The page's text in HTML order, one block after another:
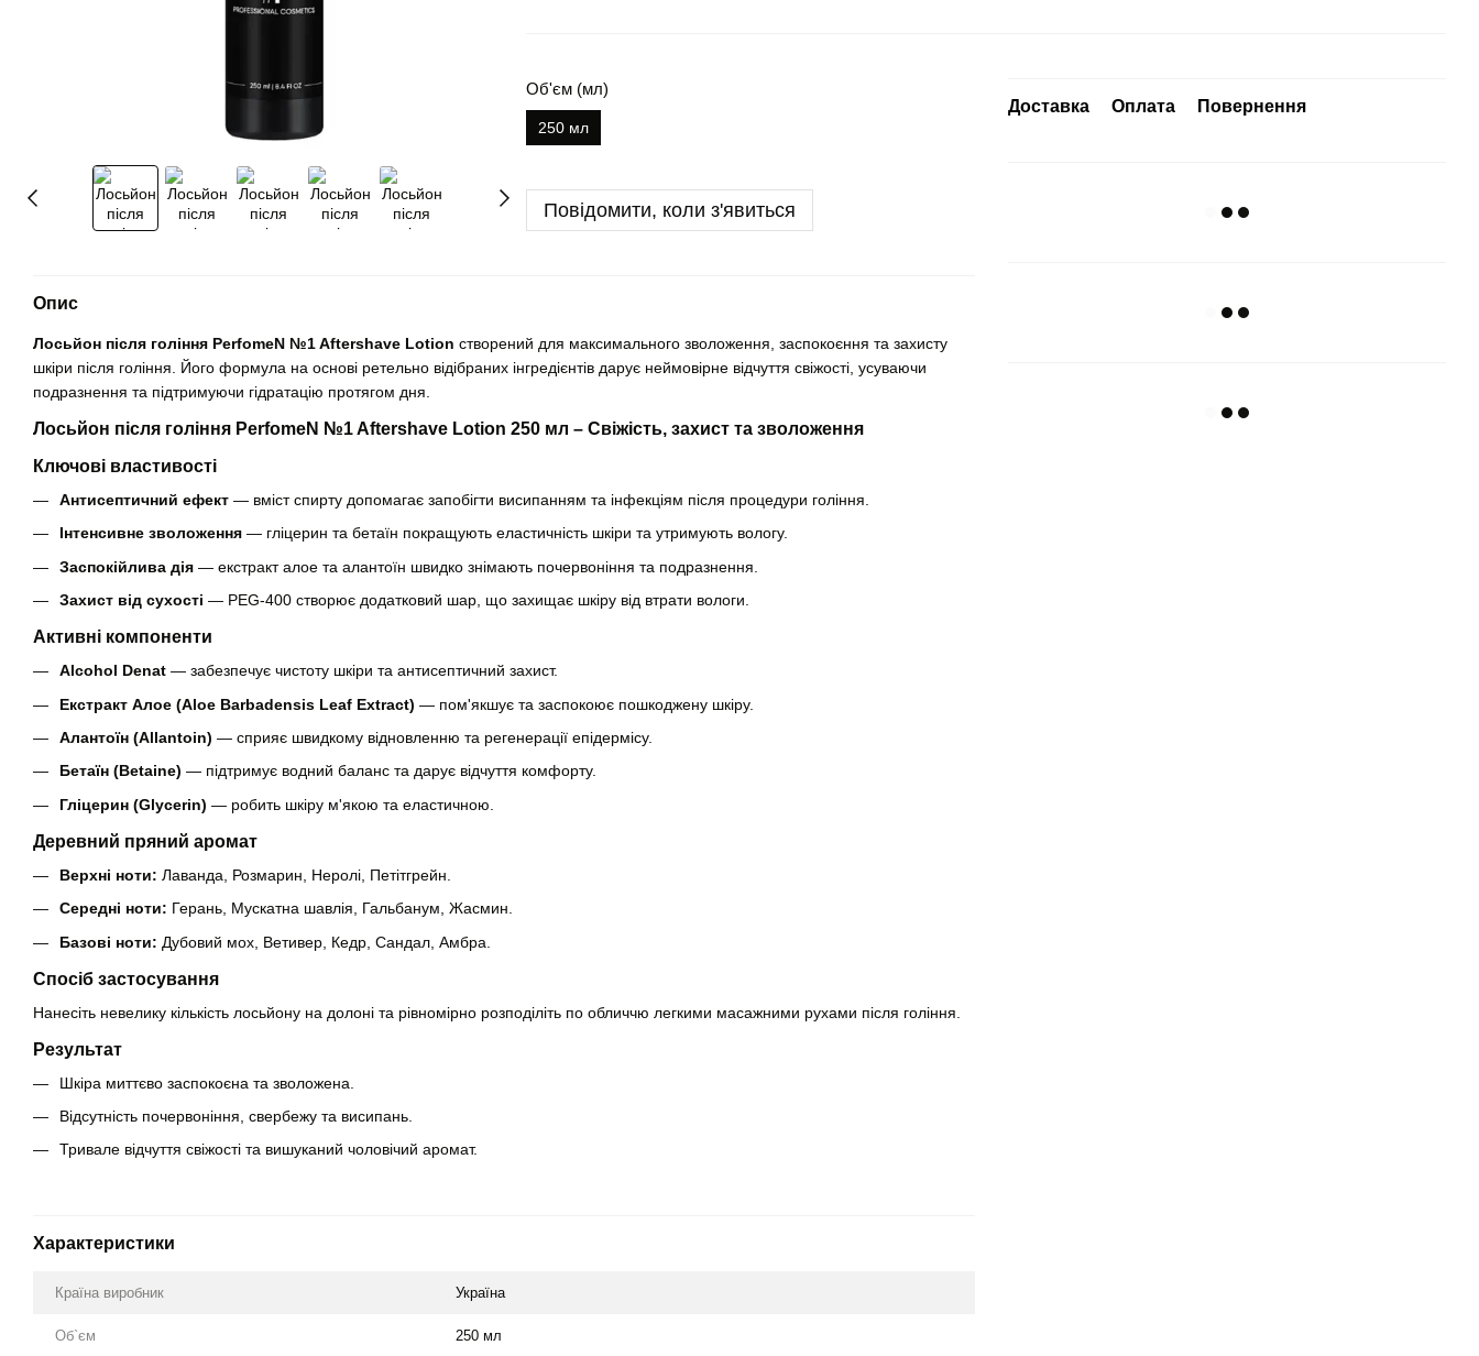
Об'єм (мл)
250 мл
Повідомити, коли з'явиться
Доставка Оплата Повернення
Опис
Лосьйон після гоління PerfomeN №1 Aftershave Lotion створений для максимального зволоження, заспокоєння та захисту
шкіри після гоління. Його формула на основі ретельно відібраних інгредієнтів дарує неймовірне відчуття свіжості, усуваючи
подразнення та підтримуючи гідратацію протягом дня.
Лосьйон після гоління PerfomeN №1 Aftershave Lotion 250 мл – Свіжість, захист та зволоження
Ключові властивості
Антисептичний ефект — вміст спирту допомагає запобігти висипанням та інфекціям після процедури гоління.
Інтенсивне зволоження — гліцерин та бетаїн покращують еластичність шкіри та утримують вологу.
Заспокійлива дія — екстракт алое та алантоїн швидко знімають почервоніння та подразнення.
Захист від сухості — PEG-400 створює додатковий шар, що захищає шкіру від втрати вологи.
Активні компоненти
Alcohol Denat — забезпечує чистоту шкіри та антисептичний захист.
Екстракт Алое (Aloe Barbadensis Leaf Extract) — пом'якшує та заспокоює пошкоджену шкіру.
Алантоїн (Allantoin) — сприяє швидкому відновленню та регенерації епідермісу.
Бетаїн (Betaine) — підтримує водний баланс та дарує відчуття комфорту.
Гліцерин (Glycerin) — робить шкіру м'якою та еластичною.
Деревний пряний аромат
Верхні ноти: Лаванда, Розмарин, Неролі, Петітгрейн.
Середні ноти: Герань, Мускатна шавлія, Гальбанум, Жасмин.
Базові ноти: Дубовий мох, Ветивер, Кедр, Сандал, Амбра.
Спосіб застосування
Нанесіть невелику кількість лосьйону на долоні та рівномірно розподіліть по обличчю легкими масажними рухами після гоління.
Результат
Шкіра миттєво заспокоєна та зволожена.
Відсутність почервоніння, свербежу та висипань.
Тривале відчуття свіжості та вишуканий чоловічий аромат.
Характеристики
Країна виробник Україна
Об`єм 250 мл